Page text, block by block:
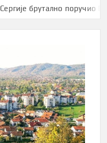
брутално поручио